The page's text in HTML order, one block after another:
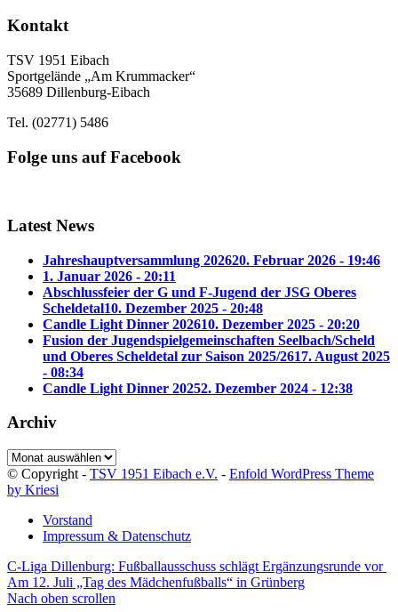
Kontakt
TSV 1951 Eibach
Sportgelände „Am Krummacker“
35689 Dillenburg-Eibach
Tel. (02771) 5486
Folge uns auf Facebook
Latest News
Jahreshauptversammlung 202620. Februar 2026 - 19:46
1. Januar 2026 - 20:11
Abschlussfeier der G und F-Jugend der JSG Oberes
Scheldetal10. Dezember 2025 - 20:48
Candle Light Dinner 202610. Dezember 2025 - 20:20
Fusion der Jugendspielgemeinschaften Seelbach/Scheld
und Oberes Scheldetal zur Saison 2025/2617. August 2025
- 08:34
Candle Light Dinner 20252. Dezember 2024 - 12:38
Archiv
Archiv
© Copyright - TSV 1951 Eibach e.V. - Enfold WordPress Theme
by Kriesi
Vorstand
Impressum & Datenschutz
C-Liga Dillenburg: Fußballausschuss schlägt Ergänzungsrunde vor
Am 12. Juli „Tag des Mädchenfußballs“ in Grünberg
Nach oben scrollen